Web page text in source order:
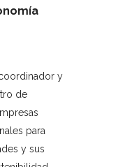
y
de
para
y sus